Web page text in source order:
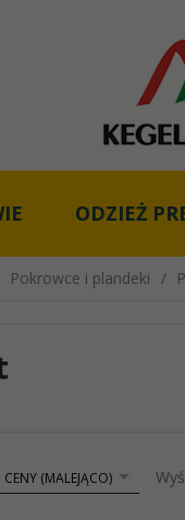
ODZIEŻ
Pokrowce i plandeki
CENY (MALEJĄCO)